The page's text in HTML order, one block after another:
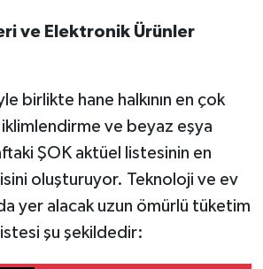
ve Elektronik Ürünler
birlikte hane halkının en çok
ve beyaz eşya
ŞOK aktüel listesinin en
oluşturuyor. Teknoloji ve ev
yer alacak uzun ömürlü tüketim
şu şekildedir: